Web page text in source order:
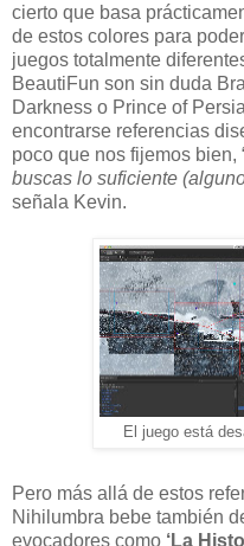
cierto que basa
de estos colores para
juegos totalmente
BeautiFun son sin duda
Darkness o Prince of
encontrarse referencias
poco que nos fijemos bien,
buscas lo suficiente
señala Kevin.
El juego está
Pero más allá de estos
Nihilumbra bebe también
evocadores como ‘La